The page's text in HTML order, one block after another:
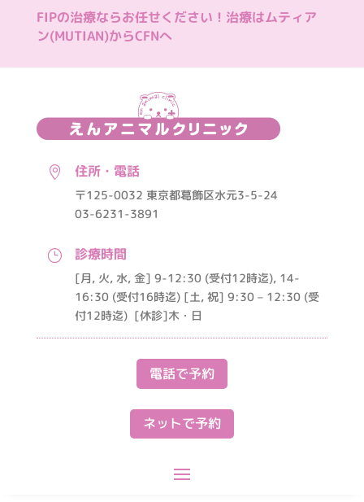
FIPの治療ならお任せください！治療はムティア
ン(MUTIAN)からCFNへ
 住所・電話
〒125-0032 東京都葛飾区水元3-5-24
03-6231-3891
} 診療時間
[月, 火, 水, 金] 9-12:30 (受付12時迄), 14-
16:30 (受付16時迄) [土, 祝] 9:30 – 12:30 (受
付12時迄) [休診]木・日
電話で予約
ネットで予約